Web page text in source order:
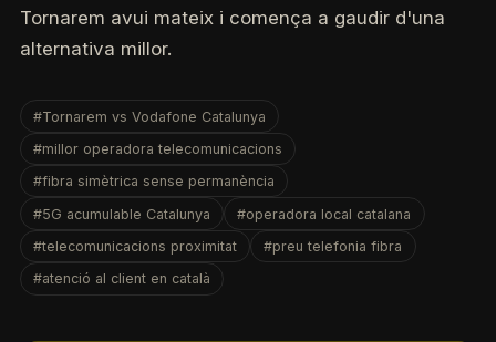
Tornarem avui mateix i comença a gaudir d'una
alternativa millor.
#Tornarem vs Vodafone Catalunya
#millor operadora telecomunicacions
#fibra simètrica sense permanència
#5G acumulable Catalunya
#operadora local catalana
#telecomunicacions proximitat
#preu telefonia fibra
#atenció al client en català